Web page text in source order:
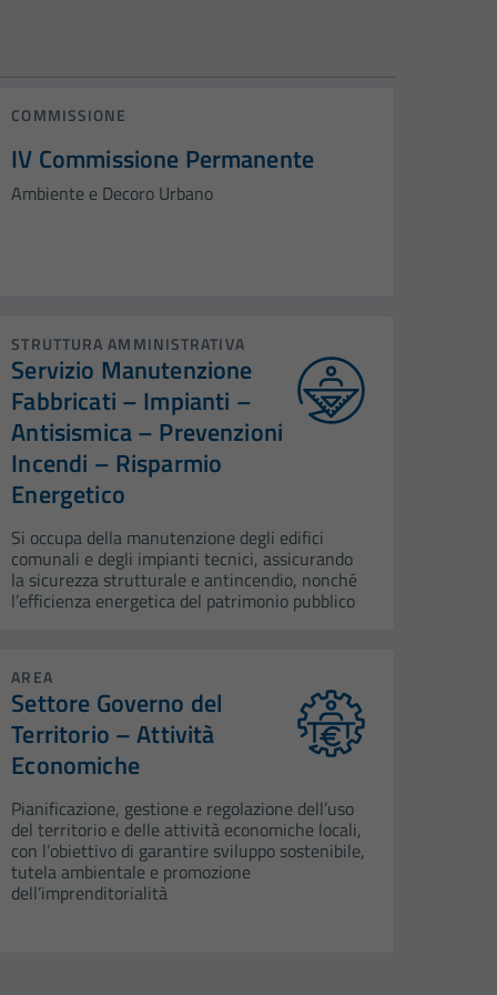
COMMISSIONE
IV Commissione Permanente
Ambiente e Decoro Urbano
STRUTTURA AMMINISTRATIVA
Servizio Manutenzione
Fabbricati – Impianti –
Antisismica – Prevenzioni
Incendi – Risparmio
Energetico
Si occupa della manutenzione degli edifici
comunali e degli impianti tecnici, assicurando
la sicurezza strutturale e antincendio, nonché
l’efficienza energetica del patrimonio pubblico
AREA
Settore Governo del
Territorio – Attività
Economiche
Pianificazione, gestione e regolazione dell’uso
del territorio e delle attività economiche locali,
con l’obiettivo di garantire sviluppo sostenibile,
tutela ambientale e promozione
dell’imprenditorialità